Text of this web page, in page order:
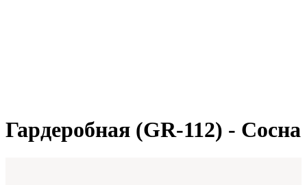
Гардеробная (GR-112) - Сосна